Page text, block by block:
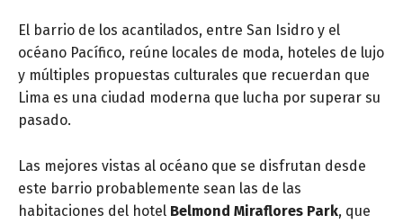
El barrio de los acantilados, entre San Isidro y el
océano Pacífico, reúne locales de moda, hoteles de lujo
y múltiples propuestas culturales que recuerdan que
Lima es una ciudad moderna que lucha por superar su
pasado.
Las mejores vistas al océano que se disfrutan desde
este barrio probablemente sean las de las
habitaciones del hotel Belmond Miraflores Park, que